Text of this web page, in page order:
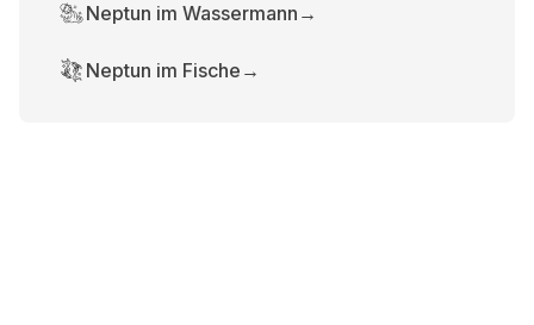
Neptun im Wassermann →
Neptun im Fische →